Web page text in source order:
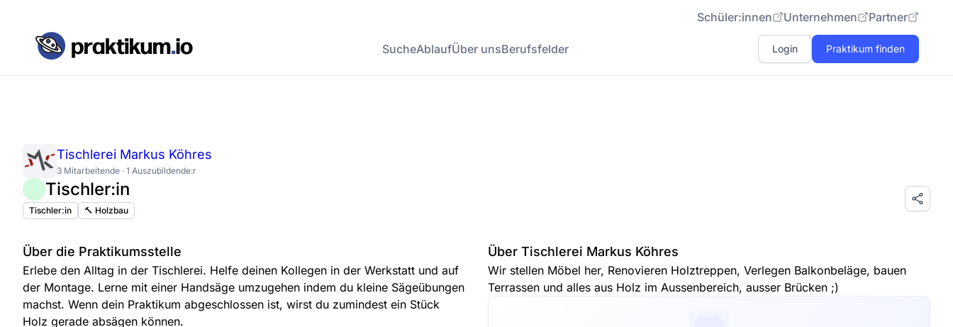
Schüler:innen Unternehmen Partner
SucheAblaufÜber unsBerufsfelder Login Praktikum finden
Tischlerei Markus Köhres
3 Mitarbeitende · 1 Auszubildende:r
Tischler:in
Tischler:in 🔨 Holzbau
Über die Praktikumsstelle
Erlebe den Alltag in der Tischlerei. Helfe deinen Kollegen in der Werkstatt und auf
der Montage. Lerne mit einer Handsäge umzugehen indem du kleine Sägeübungen
machst. Wenn dein Praktikum abgeschlossen ist, wirst du zumindest ein Stück
Holz gerade absägen können.
Über Tischlerei Markus Köhres
Wir stellen Möbel her, Renovieren Holztreppen, Verlegen Balkonbeläge, bauen
Terrassen und alles aus Holz im Aussenbereich, ausser Brücken ;)